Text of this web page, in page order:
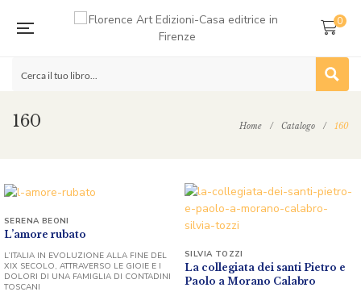
0
160 Home / Catalogo / 160
L’amore rubato
SERENA BEONI
L’ITALIA IN EVOLUZIONE ALLA FINE DEL
XIX SECOLO, ATTRAVERSO LE GIOIE E I
DOLORI DI UNA FAMIGLIA DI CONTADINI
TOSCANI
La collegiata dei santi Pietro e
Paolo a Morano Calabro
SILVIA TOZZI